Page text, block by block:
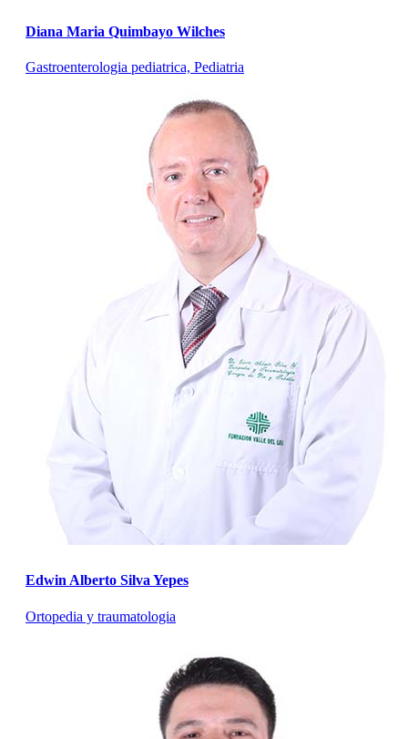
Diana Maria Quimbayo Wilches
Gastroenterologia pediatrica, Pediatria
Edwin Alberto Silva Yepes
Ortopedia y traumatologia